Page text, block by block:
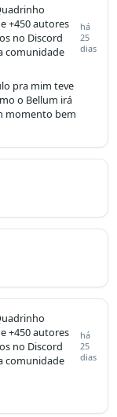
+450 autores
no Discord
comunidade
há
25
dias
pra mim teve
o Bellum irá
momento bem
+450 autores
no Discord
comunidade
há
25
dias